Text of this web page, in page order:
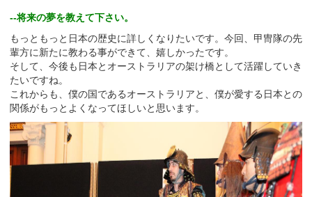
--将来の夢を教えて下さい。
もっともっと日本の歴史に詳しくなりたいです。今回、甲冑隊の先
輩方に新たに教わる事ができて、嬉しかったです。
そして、今後も日本とオーストラリアの架け橋として活躍していき
たいですね。
これからも、僕の国であるオーストラリアと、僕が愛する日本との
関係がもっとよくなってほしいと思います。